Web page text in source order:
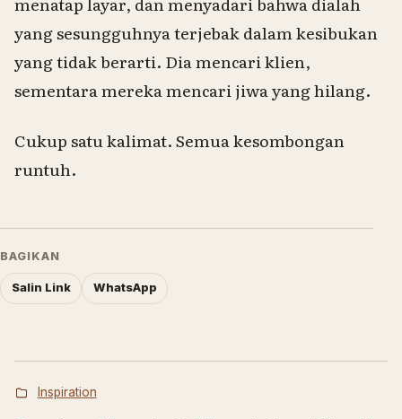
yang sesungguhnya terjebak dalam kesibukan
yang tidak berarti. Dia mencari klien,
sementara mereka mencari jiwa yang hilang.
Cukup satu kalimat. Semua kesombongan
runtuh.
BAGIKAN
Salin Link WhatsApp
Inspiration